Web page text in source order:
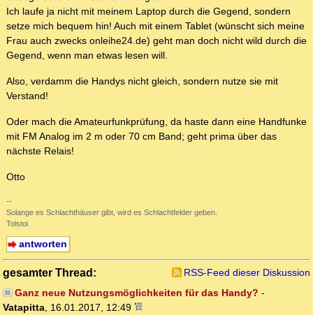
Ich laufe ja nicht mit meinem Laptop durch die Gegend, sondern
setze mich bequem hin! Auch mit einem Tablet (wünscht sich meine
Frau auch zwecks onleihe24.de) geht man doch nicht wild durch die
Gegend, wenn man etwas lesen will.
Also, verdamm die Handys nicht gleich, sondern nutze sie mit
Verstand!
Oder mach die Amateurfunkprüfung, da haste dann eine Handfunke
mit FM Analog im 2 m oder 70 cm Band; geht prima über das
nächste Relais!
Otto
--
Solange es Schlachthäuser gibt, wird es Schlachtfelder geben.
Tolstoi
antworten
gesamter Thread:
RSS-Feed dieser Diskussion
Ganz neue Nutzungsmöglichkeiten für das Handy? -
Vatapitta, 16.01.2017, 12:49